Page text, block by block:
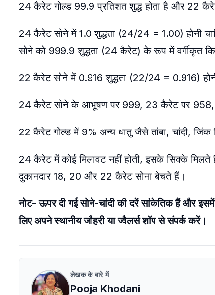
24 कैरेट गोल्ड 99.9 प्रतिशत शुद्ध होता है और 22
24 कैरेट सोने में 1.0 शुद्धता (24/24 = 1.00) होनी
सोने को 999.9 शुद्धता (24 कैरेट) के रूप में वर्गीकृत
22 कैरेट सोने में 0.916 शुद्धता (22/24 = 0.916)
24 कैरेट सोने के आभूषण पर 999, 23 कैरेट पर 958,
22 कैरेट गोल्ड में 9% अन्य धातु जैसे तांबा, चांदी, जिंक
24 कैरेट में कोई मिलावट नहीं होती, इसके सिक्के
दुकानदार 18, 20 और 22 कैरेट सोना बेचते हैं।
नोट- ऊपर दी गई सोने-चांदी की दरें सांकेतिक हैं और
लिए अपने स्थानीय जौहरी या ज्वैलर्स शॉप से संपर्क करें।
लेखक के बारे में
Pooja Khodani